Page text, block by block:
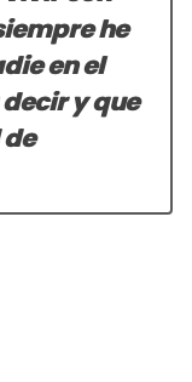
he
en el
y que